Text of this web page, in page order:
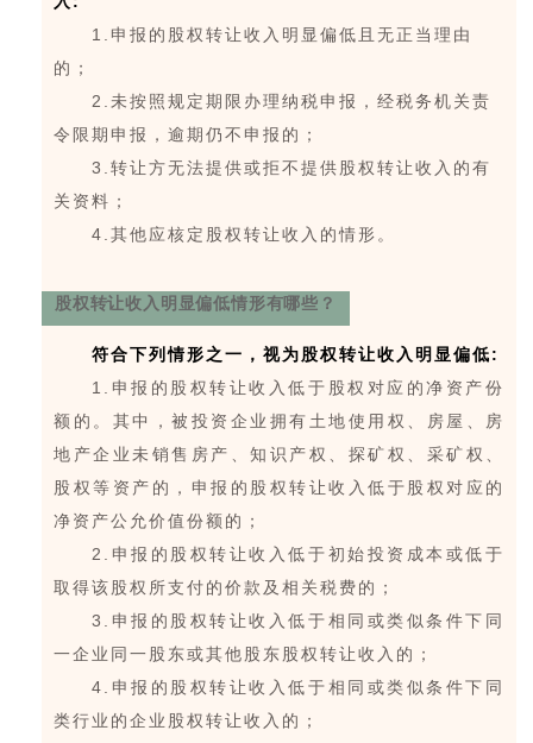
1.申报的股权转让收入明显偏低且无正当理由
的；
2.未按照规定期限办理纳税申报，经税务机关责
令限期申报，逾期仍不申报的；
3.转让方无法提供或拒不提供股权转让收入的有
关资料；
4.其他应核定股权转让收入的情形。
股权转让收入明显偏低情形有哪些？
符合下列情形之一，视为股权转让收入明显偏低:
1.申报的股权转让收入低于股权对应的净资产份
额的。其中，被投资企业拥有土地使用权、房屋、房
地产企业未销售房产、知识产权、探矿权、采矿权、
股权等资产的，申报的股权转让收入低于股权对应的
净资产公允价值份额的；
2.申报的股权转让收入低于初始投资成本或低于
取得该股权所支付的价款及相关税费的；
3.申报的股权转让收入低于相同或类似条件下同
一企业同一股东或其他股东股权转让收入的；
4.申报的股权转让收入低于相同或类似条件下同
类行业的企业股权转让收入的；